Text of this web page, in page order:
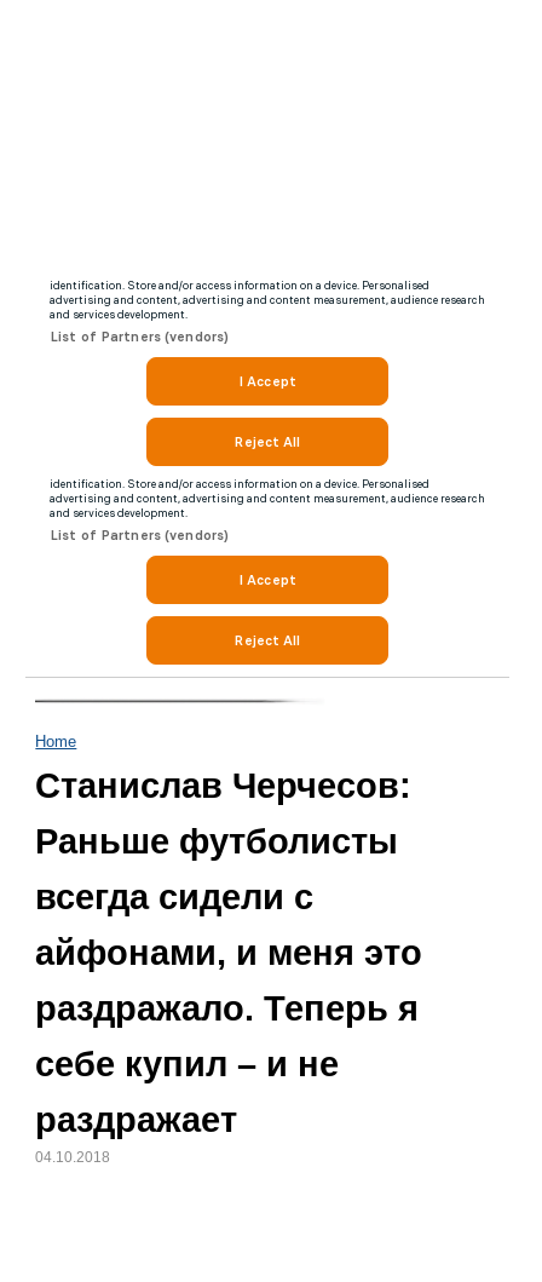
Home
Станислав Черчесов:
Раньше футболисты
всегда сидели с
айфонами, и меня это
раздражало. Теперь я
себе купил – и не
раздражает
04.10.2018